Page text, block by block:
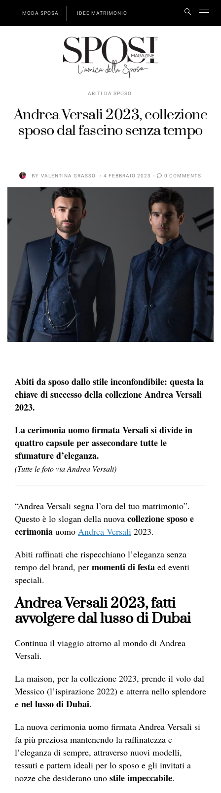
MODA SPOSA IDEE MATRIMONIO
ABITI DA SPOSO
Andrea Versali 2023, collezione
sposo dal fascino senza tempo
BY VALENTINA GRASSO 4 FEBBRAIO 2023 0 COMMENTS
Abiti da sposo dallo stile inconfondibile: questa la
chiave di successo della collezione Andrea Versali
2023.
La cerimonia uomo firmata Versali si divide in
quattro capsule per assecondare tutte le
sfumature d’eleganza.
(Tutte le foto via Andrea Versali)
“Andrea Versali segna l’ora del tuo matrimonio”.
Questo è lo slogan della nuova collezione sposo e
cerimonia uomo Andrea Versali 2023.
Abiti raffinati che rispecchiano l’eleganza senza
tempo del brand, per momenti di festa ed eventi
speciali.
Andrea Versali 2023,fatti
avvolgere dal lusso di Dubai
Continua il viaggio attorno al mondo di Andrea
Versali.
La maison, per la collezione 2023, prende il volo dal
Messico (l’ispirazione 2022) e atterra nello splendore
e nel lusso di Dubai.
La nuova cerimonia uomo firmata Andrea Versali si
fa più preziosa mantenendo la raffinatezza e
l’eleganza di sempre, attraverso nuovi modelli,
tessuti e pattern ideali per lo sposo e gli invitati a
nozze che desiderano uno stile impeccabile.